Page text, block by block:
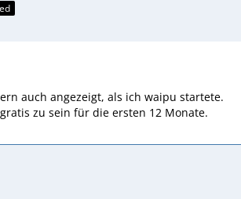
auch angezeigt, als ich waipu startete.
zu sein für die ersten 12 Monate.